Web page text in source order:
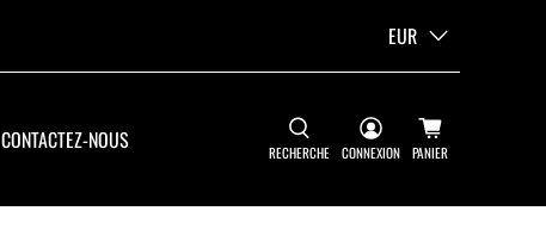
EUR
CONTACTEZ-NOUS RECHERCHE CONNEXION PANIER